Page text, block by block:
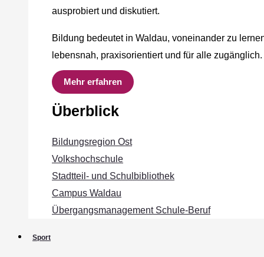
ausprobiert und diskutiert.
Bildung bedeutet in Waldau, voneinander zu
lebensnah, praxisorientiert und für alle zugänglich.
Mehr erfahren
Überblick
Bildungsregion Ost
Volkshochschule
Stadtteil- und Schulbibliothek
Campus Waldau
Übergangsmanagement Schule‐Beruf
Sport